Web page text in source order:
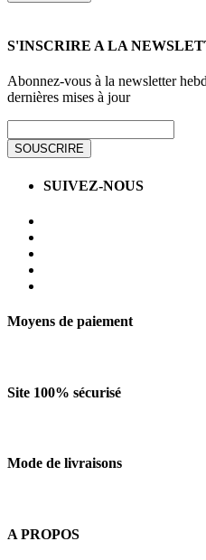
S'INSCRIRE A LA
Abonnez-vous à la newsletter
dernières mises à jour
SOUSCRIRE
SUIVEZ-NOUS
Moyens de paiement
Site 100% sécurisé
Mode de livraisons
A PROPOS